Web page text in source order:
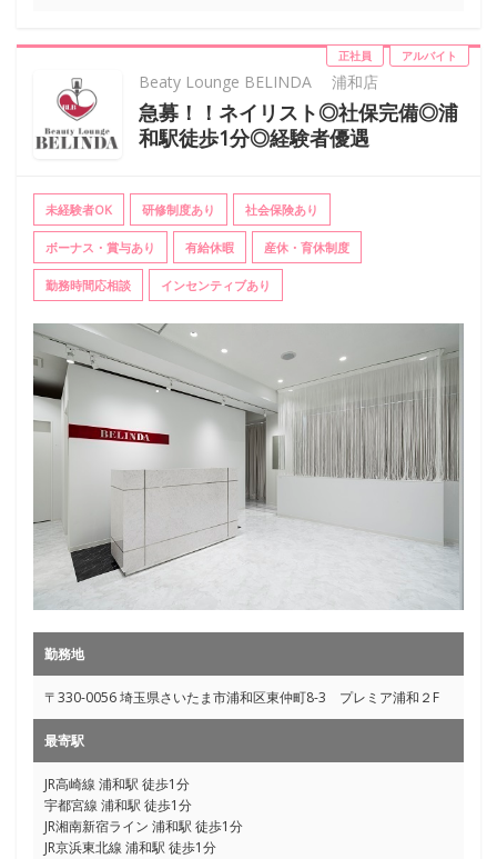
正社員 アルバイト
Beaty Lounge BELINDA 浦和店
急募！！ネイリスト◎社保完備◎浦
和駅徒歩1分◎経験者優遇
未経験者OK 研修制度あり 社会保険あり
ボーナス・賞与あり 有給休暇 産休・育休制度
勤務時間応相談 インセンティブあり
勤務地
〒330-0056 埼玉県さいたま市浦和区東仲町8-3 プレミア浦和２F
最寄駅
JR高崎線 浦和駅 徒歩1分
宇都宮線 浦和駅 徒歩1分
JR湘南新宿ライン 浦和駅 徒歩1分
JR京浜東北線 浦和駅 徒歩1分